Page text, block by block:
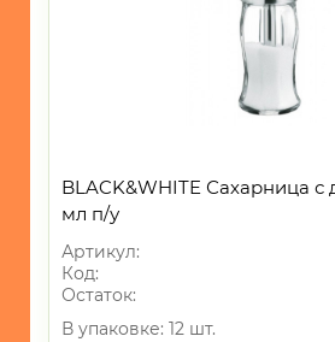
BLACK&WHITE Сахарница с
мл п/у
Артикул:
Код:
Остаток:
В упаковке: 12 шт.